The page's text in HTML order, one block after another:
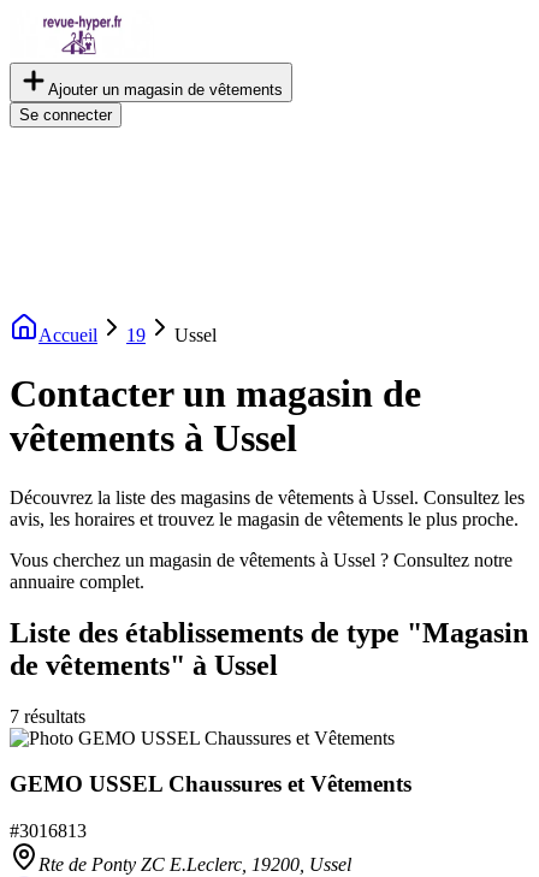
Ajouter un magasin de vêtements
Se connecter
Accueil 19 Ussel
Contacter un magasin de
vêtements à Ussel
Découvrez la liste des magasins de vêtements à Ussel. Consultez les
avis, les horaires et trouvez le magasin de vêtements le plus proche.
Vous cherchez un magasin de vêtements à Ussel ? Consultez notre
annuaire complet.
Liste des établissements de type "Magasin
de vêtements" à Ussel
7 résultats
GEMO USSEL Chaussures et Vêtements
#3016813
Rte de Ponty ZC E.Leclerc, 19200 Ussel